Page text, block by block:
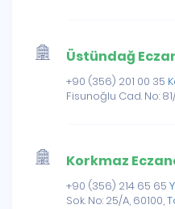
Üstündağ
+90 (356) 201 00 35
Fisunoğlu Cad. No:
Korkmaz
+90 (356) 214 65 65
Sok. No: 25/A, 60100,